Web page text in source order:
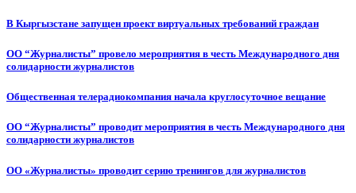
В Кыргызстане запущен проект виртуальных требований граждан
ОО “Журналисты” провело мероприятия в честь Международного дня
солидарности журналистов
Общественная телерадиокомпания начала круглосуточное вещание
ОО “Журналисты” проводит мероприятия в честь Международного дня
солидарности журналистов
ОО «Журналисты» проводит серию тренингов для журналистов